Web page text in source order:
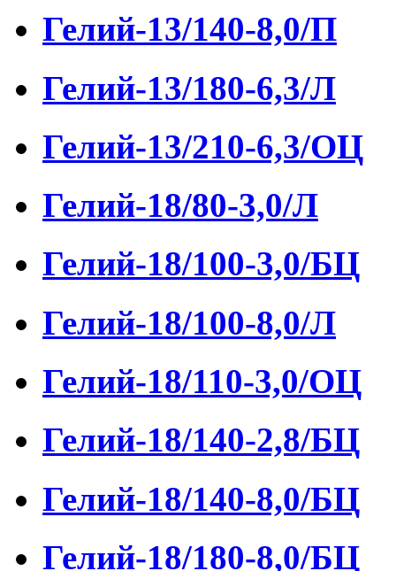
Гелий-13/140-8,0/П
Гелий-13/180-6,3/Л
Гелий-13/210-6,3/ОЦ
Гелий-18/80-3,0/Л
Гелий-18/100-3,0/БЦ
Гелий-18/100-8,0/Л
Гелий-18/110-3,0/ОЦ
Гелий-18/140-2,8/БЦ
Гелий-18/140-8,0/БЦ
Гелий-18/180-8,0/БЦ